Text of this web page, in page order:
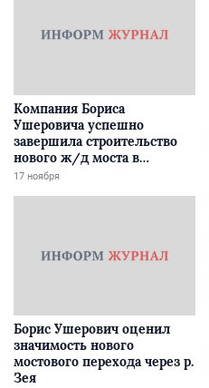
Компания Бориса
Ушеровича успешно
завершила строительство
нового ж/д моста в
Забайкалье
17 ноября
Борис Ушерович оценил
значимость нового
мостового перехода через р.
Зея